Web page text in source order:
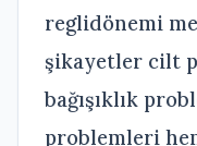
reglidönemi
şikayetler cilt
bağışıklık
problemleri